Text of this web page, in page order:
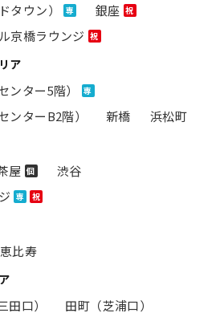
タウン） 専 銀座 祝
京橋ラウンジ 祝
ア
ンター5階） 専
ンターB2階） 新橋 浜松町
屋 個
渋谷
専 祝
恵比寿
田口）
田町（芝浦口）